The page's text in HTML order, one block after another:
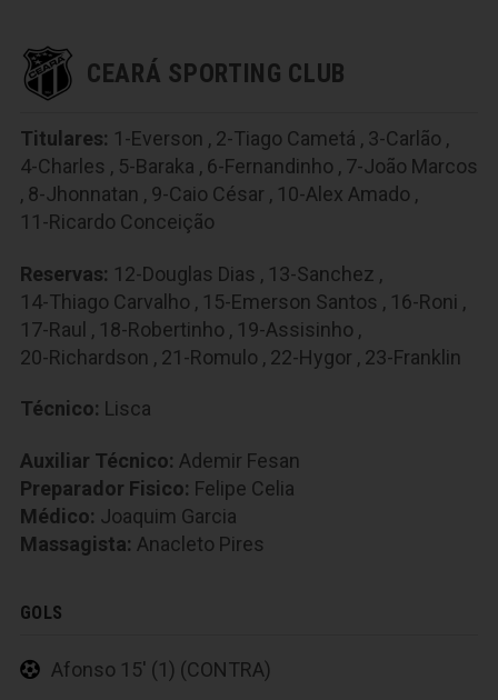
CEARÁ SPORTING CLUB
Titulares: 1-Everson , 2-Tiago Cametá , 3-Carlão ,
4-Charles , 5-Baraka , 6-Fernandinho , 7-João Marcos
, 8-Jhonnatan , 9-Caio César , 10-Alex Amado ,
11-Ricardo Conceição
Reservas: 12-Douglas Dias , 13-Sanchez ,
14-Thiago Carvalho , 15-Emerson Santos , 16-Roni ,
17-Raul , 18-Robertinho , 19-Assisinho ,
20-Richardson , 21-Romulo , 22-Hygor , 23-Franklin
Técnico: Lisca
Auxiliar Técnico: Ademir Fesan
Preparador Fisico: Felipe Celia
Médico: Joaquim Garcia
Massagista: Anacleto Pires
GOLS
Afonso 15' (1) (CONTRA)